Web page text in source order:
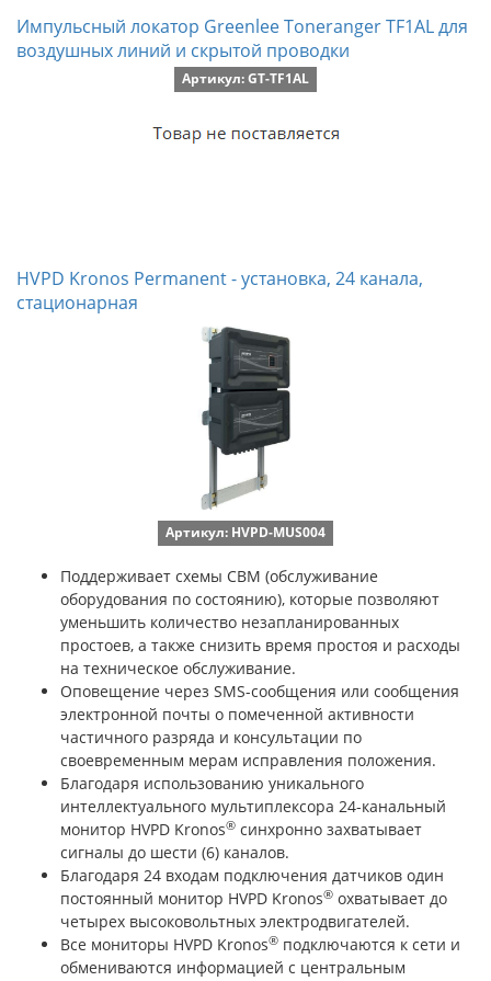
Импульсный локатор Greenlee Toneranger TF1AL для
воздушных линий и скрытой проводки
Артикул: GT-TF1AL
HVPD Kronos Permanent - установка, 24 канала,
стационарная
Артикул: HVPD-MUS004
Поддерживает схемы СВМ (обслуживание
оборудования по состоянию), которые позволяют
уменьшить количество незапланированных
простоев, а также снизить время простоя и расходы
на техническое обслуживание.
Оповещение через SMS-сообщения или сообщения
электронной почты о помеченной активности
частичного разряда и консультации по
своевременным мерам исправления положения.
Благодаря использованию уникального
интеллектуального мультиплексора 24-канальный
монитор HVPD Kronos® синхронно захватывает
сигналы до шести (6) каналов.
Благодаря 24 входам подключения датчиков один
постоянный монитор HVPD Kronos® охватывает до
четырех высоковольтных электродвигателей.
Все мониторы HVPD Kronos® подключаются к сети и
обмениваются информацией с центральным